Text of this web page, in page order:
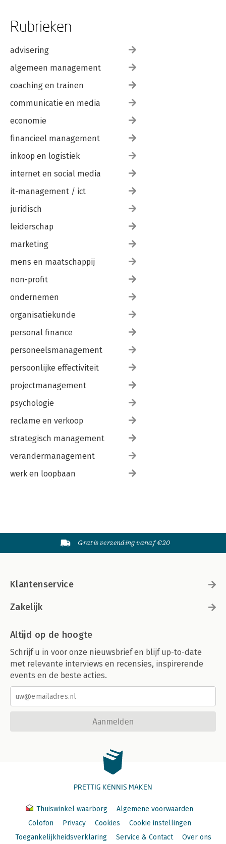
Handboek Moral
Injury in Context
Conditions
Rubrieken
advisering
algemeen management
coaching en trainen
communicatie en media
economie
financieel management
inkoop en logistiek
internet en social media
it-management / ict
juridisch
leiderschap
marketing
mens en maatschappij
non-profit
ondernemen
organisatiekunde
personal finance
personeelsmanagement
persoonlijke effectiviteit
projectmanagement
psychologie
reclame en verkoop
strategisch management
verandermanagement
werk en loopbaan
Gratis verzending vanaf €20
Klantenservice
Zakelijk
Altijd op de hoogte
Schrijf u in voor onze nieuwsbrief en blijf up-to-date
met relevante interviews en recensies, inspirerende
events en de beste acties.
Aanmelden
PRETTIG KENNIS MAKEN
Thuiswinkel waarborg
Algemene voorwaarden
Colofon
Privacy Cookies
Cookie instellingen
Toegankelijkheidsverklaring
Service & Contact Over ons